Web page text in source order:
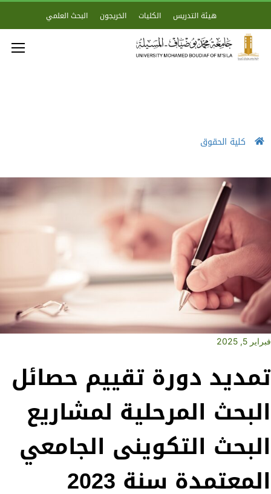
هيئة التدريس الكليات الخريجون البحث العلمي
كلية الحقوق
فبراير 5, 2025
تمديد دورة تقييم حصائل
البحث المرحلية لمشاريع
البحث التكوينى الجامعي
المعتمدة سنة 2023